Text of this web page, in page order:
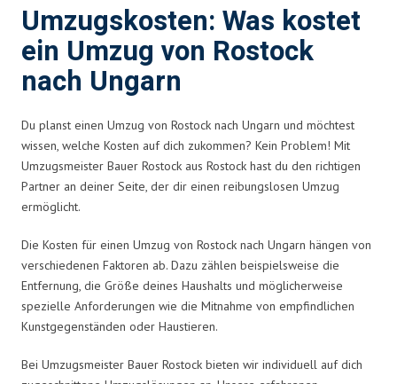
Umzugskosten: Was kostet
ein Umzug von Rostock
nach Ungarn
Du planst einen Umzug von Rostock nach Ungarn und möchtest
wissen, welche Kosten auf dich zukommen? Kein Problem! Mit
Umzugsmeister Bauer Rostock aus Rostock hast du den richtigen
Partner an deiner Seite, der dir einen reibungslosen Umzug
ermöglicht.
Die Kosten für einen Umzug von Rostock nach Ungarn hängen von
verschiedenen Faktoren ab. Dazu zählen beispielsweise die
Entfernung, die Größe deines Haushalts und möglicherweise
spezielle Anforderungen wie die Mitnahme von empfindlichen
Kunstgegenständen oder Haustieren.
Bei Umzugsmeister Bauer Rostock bieten wir individuell auf dich